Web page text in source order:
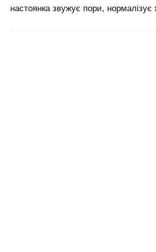
настоянка звужує пори, нормалізує